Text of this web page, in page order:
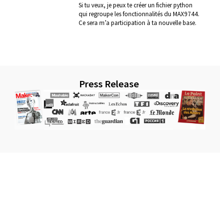
Si tu veux, je peux te créer un fichier python
qui regroupe les fonctionnalités du MAX9744.
Ce sera m’a participation à ta nouvelle base.
Press Release